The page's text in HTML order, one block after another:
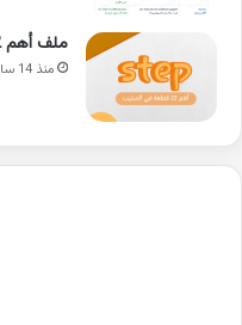
ملف أهم 22 قطعة Reading في اختبار الستيب
منذ 14 ساعة